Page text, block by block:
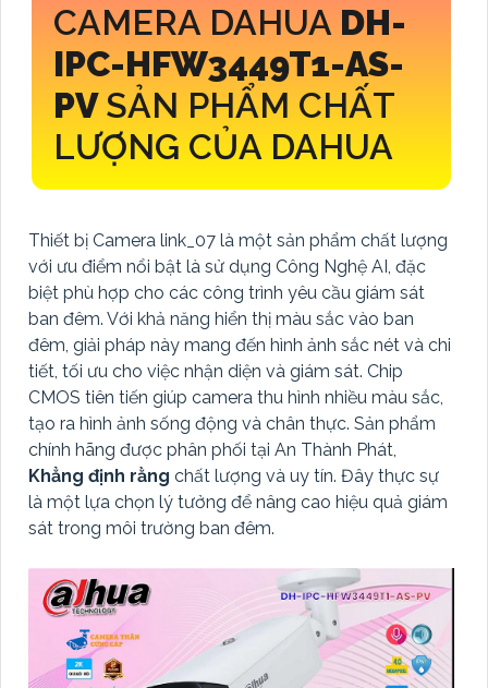
CAMERA DAHUA DH-
IPC-HFW3449T1-AS-
PVSẢN PHẨM CHẤT
LƯỢNG CỦA DAHUA
Thiết bị Camera link_07 là một sản phẩm chất lượng
với ưu điểm nổi bật là sử dụng Công Nghệ AI, đặc
biệt phù hợp cho các công trình yêu cầu giám sát
ban đêm. Với khả năng hiển thị màu sắc vào ban
đêm, giải pháp này mang đến hình ảnh sắc nét và chi
tiết, tối ưu cho việc nhận diện và giám sát. Chip
CMOS tiên tiến giúp camera thu hình nhiều màu sắc,
tạo ra hình ảnh sống động và chân thực. Sản phẩm
chính hãng được phân phối tại An Thành Phát,
Khẳng định rằng chất lượng và uy tín. Đây thực sự
là một lựa chọn lý tưởng để nâng cao hiệu quả giám
sát trong môi trường ban đêm.